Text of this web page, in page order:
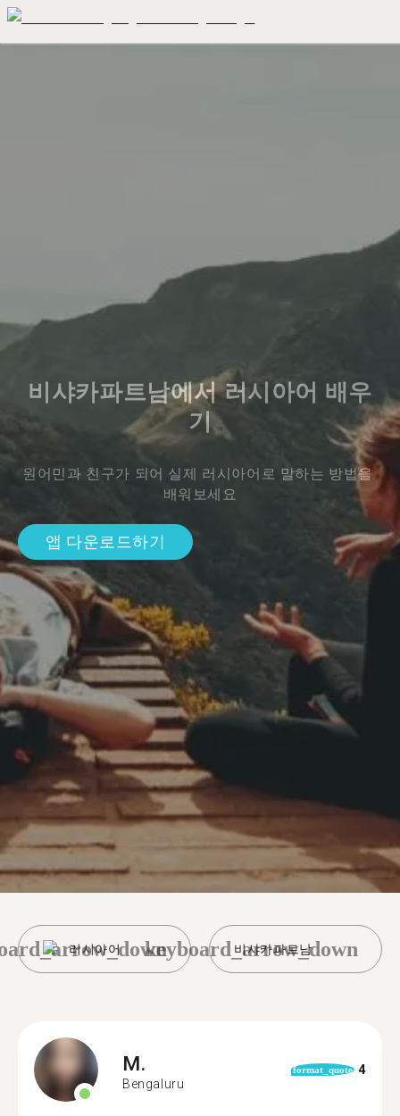
비샤카파트남에서 러시아어 배우
기
원어민과 친구가 되어 실제 러시아어로 말하는 방법을
배워보세요
앱 다운로드하기
러시아어 비샤카파트남
keyboard_arrow_down
M.
Bengaluru
format_quote 4